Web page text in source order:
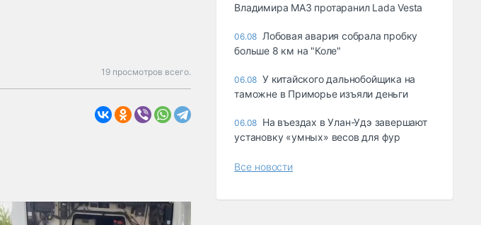
19 просмотров всего.
Владимира МАЗ протаранил Lada Vesta
06.08 Лобовая авария собрала пробку
больше 8 км на "Коле"
06.08 У китайского дальнобойщика на
таможне в Приморье изъяли деньги
06.08 Ha въeздax в Улaн-Удэ зaвepшaют
ycтaнoвкy «yмныx» вecoв для фyp
Все новости